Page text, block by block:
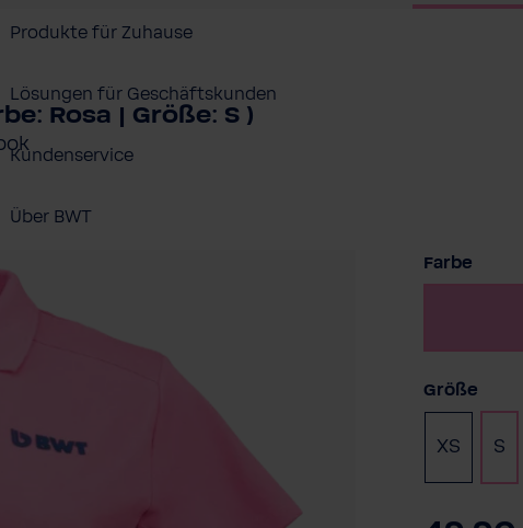
Produkte für Zuhause
Lösungen für Geschäftskunden
Kundenservice
Über BWT
Rosa | Größe: S )
Farbe
Größe
XS S